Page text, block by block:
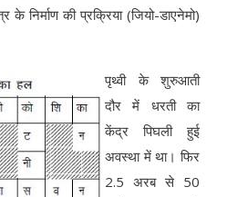
निर्माण की प्रक्रिया (जियो-डाएनेमो)
पृथ्वी के शुरुआती
दौर में धरती का
केंद्र पिघली हुई
अवस्था में था। फिर
2.5 अरब से 50